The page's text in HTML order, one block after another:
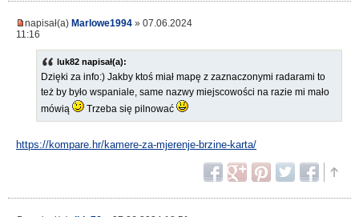
napisał(a) Marlowe1994 » 07.06.2024
11:16
luk82 napisał(a):
Dzięki za info:) Jakby ktoś miał mapę z zaznaczonymi radarami to
też by było wspaniale, same nazwy miejscowości na razie mi mało
mówią
Trzeba się pilnować
https://kompare.hr/kamere-za-mjerenje-brzine-karta/